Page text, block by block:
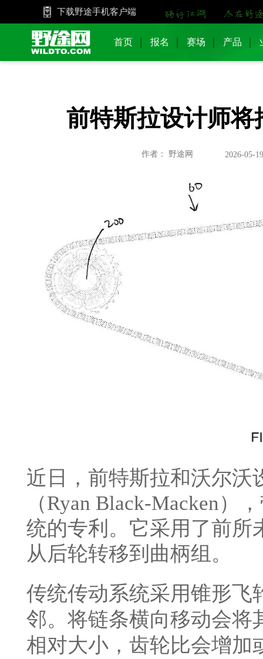
下载野途手机客户端
首页 报名 赛场 产品
前特斯拉设计师
作者： 野途网 2026-05-
近日，前特斯拉和沃尔沃
（Ryan Black-Macken）
统的专利。它采用了前所
从后轮转移到曲柄组。
传统传动系统采用锥形飞
邻。将链条横向移动会将
相对大小，齿轮比会增加